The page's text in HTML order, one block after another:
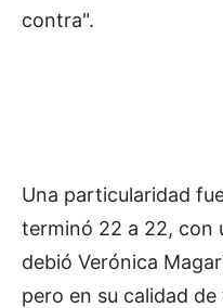
contra".
Una particularidad
terminó 22 a 22, con
debió Verónica
pero en su calidad